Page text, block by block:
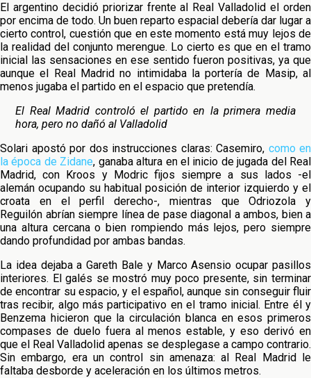
El argentino decidió priorizar frente al Real Valladolid el orden
por encima de todo. Un buen reparto espacial debería dar lugar a
cierto control, cuestión que en este momento está muy lejos de
la realidad del conjunto merengue. Lo cierto es que en el tramo
inicial las sensaciones en ese sentido fueron positivas, ya que
aunque el Real Madrid no intimidaba la portería de Masip, al
menos jugaba el partido en el espacio que pretendía.
El Real Madrid controló el partido en la primera media
hora, pero no dañó al Valladolid
Solari apostó por dos instrucciones claras: Casemiro, como en
la época de Zidane, ganaba altura en el inicio de jugada del Real
Madrid, con Kroos y Modric fijos siempre a sus lados -el
alemán ocupando su habitual posición de interior izquierdo y el
croata en el perfil derecho-, mientras que Odriozola y
Reguilón abrían siempre línea de pase diagonal a ambos, bien a
una altura cercana o bien rompiendo más lejos, pero siempre
dando profundidad por ambas bandas.
La idea dejaba a Gareth Bale y Marco Asensio ocupar pasillos
interiores. El galés se mostró muy poco presente, sin terminar
de encontrar su espacio, y el español, aunque sin conseguir fluir
tras recibir, algo más participativo en el tramo inicial. Entre él y
Benzema hicieron que la circulación blanca en esos primeros
compases de duelo fuera al menos estable, y eso derivó en
que el Real Valladolid apenas se desplegase a campo contrario.
Sin embargo, era un control sin amenaza: al Real Madrid le
faltaba desborde y aceleración en los últimos metros.